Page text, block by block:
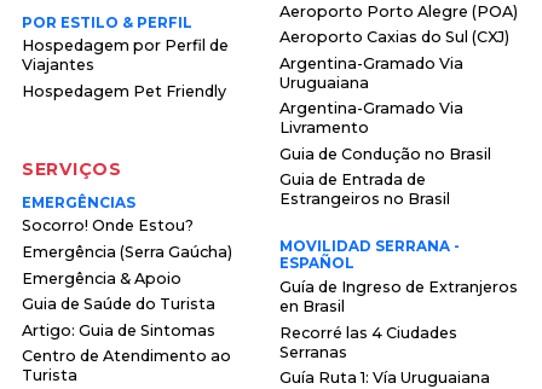
POR ESTILO & PERFIL
Hospedagem por Perfil de
Viajantes
Hospedagem Pet Friendly
SERVIÇOS
EMERGÊNCIAS
Socorro! Onde Estou?
Emergência (Serra Gaúcha)
Emergência & Apoio
Guia de Saúde do Turista
Artigo: Guia de Sintomas
Centro de Atendimento ao
Turista
Aeroporto Porto Alegre (POA)
Aeroporto Caxias do Sul (CXJ)
Argentina-Gramado Via
Uruguaiana
Argentina-Gramado Via
Livramento
Guia de Condução no Brasil
Guia de Entrada de
Estrangeiros no Brasil
MOVILIDAD SERRANA -
ESPAÑOL
Guía de Ingreso de Extranjeros
en Brasil
Recorré las 4 Ciudades
Serranas
Guía Ruta 1: Vía Uruguaiana